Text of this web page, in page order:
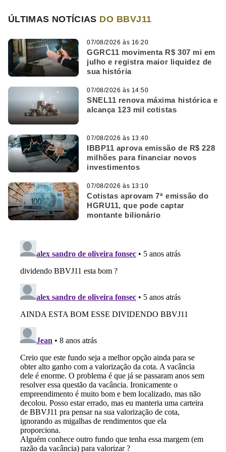
ÚLTIMAS NOTÍCIAS DO BBVJ11
GGRC11 movimenta R$ 307 mi em
julho e registra maior liquidez de
sua história
07/08/2026 às 16:20
SNEL11 renova máxima histórica e
alcança 123 mil cotistas
07/08/2026 às 14:50
IBBP11 aprova emissão de R$ 228
milhões para financiar novos
investimentos
07/08/2026 às 13:40
Cotistas aprovam 7ª emissão do
HGRU11, que pode captar
montante bilionário
07/08/2026 às 13:10